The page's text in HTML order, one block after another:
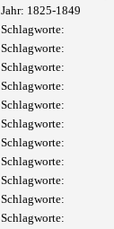
Jahr: 1825-1849
Schlagworte:
Schlagworte:
Schlagworte:
Schlagworte:
Schlagworte:
Schlagworte:
Schlagworte:
Schlagworte:
Schlagworte:
Schlagworte:
Schlagworte: